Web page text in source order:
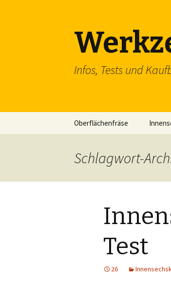
Infos, Tests und
Oberflächenfräse
Schlagwort-
Test
26